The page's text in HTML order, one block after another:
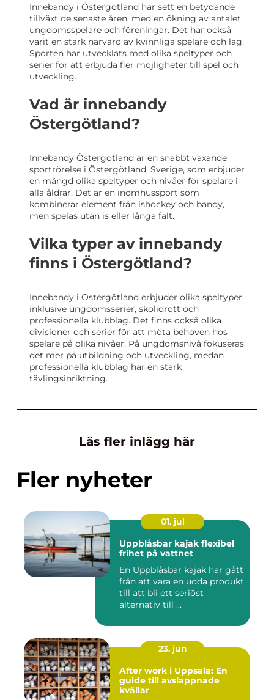
Innebandy i Östergötland har sett en betydande
tillväxt de senaste åren, med en ökning av antalet
ungdomsspelare och föreningar. Det har också
varit en stark närvaro av kvinnliga spelare och lag.
Sporten har utvecklats med olika speltyper och
serier för att erbjuda fler möjligheter till spel och
utveckling.
Vad är innebandy
Östergötland?
Innebandy Östergötland är en snabbt växande
sportrörelse i Östergötland, Sverige, som erbjuder
en mängd olika speltyper och nivåer för spelare i
alla åldrar. Det är en inomhussport som
kombinerar element från ishockey och bandy,
men spelas utan is eller långa fält.
Vilka typer av innebandy
finns i Östergötland?
Innebandy i Östergötland erbjuder olika speltyper,
inklusive ungdomsserier, skolidrott och
professionella klubblag. Det finns också olika
divisioner och serier för att möta behoven hos
spelare på olika nivåer. På ungdomsnivå fokuseras
det mer på utbildning och utveckling, medan
professionella klubblag har en stark
tävlingsinriktning.
Läs fler inlägg här
Fler nyheter
01. jul
Uppblåsbar kajak flexibel
frihet på vattnet
En Uppblåsbar kajak har gått
från att vara en udda produkt
till att bli ett seriöst
alternativ till ...
23. jun
After work i Uppsala: En
guide till avslappnade
kvällar